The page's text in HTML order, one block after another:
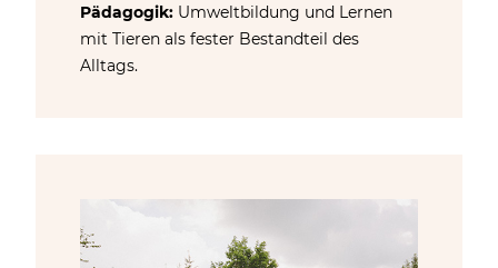
Pädagogik: Umweltbildung und Lernen
mit Tieren als fester Bestandteil des
Alltags.